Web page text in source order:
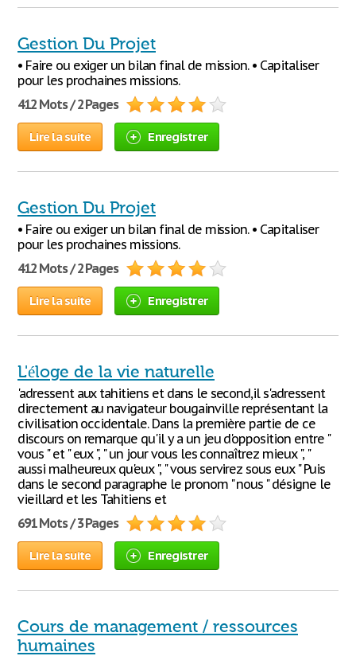
Gestion Du Projet
• Faire ou exiger un bilan final de mission. • Capitaliser
pour les prochaines missions.
412 Mots / 2 Pages
Lire la suite Enregistrer
Gestion Du Projet
• Faire ou exiger un bilan final de mission. • Capitaliser
pour les prochaines missions.
412 Mots / 2 Pages
Lire la suite Enregistrer
L'éloge de la vie naturelle
'adressent aux tahitiens et dans le second,il s'adressent
directement au navigateur bougainville représentant la
civilisation occidentale. Dans la première partie de ce
discours on remarque qu'il y a un jeu d'opposition entre "
vous " et " eux ", " un jour vous les connaîtrez mieux ", "
aussi malheureux qu'eux ", " vous servirez sous eux " Puis
dans le second paragraphe le pronom " nous " désigne le
vieillard et les Tahitiens et
691 Mots / 3 Pages
Lire la suite Enregistrer
Cours de management / ressources
humaines